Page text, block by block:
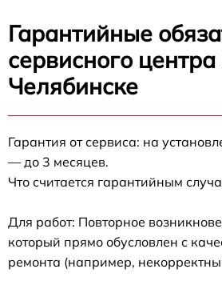
Гарантийные
сервисного центра
Челябинске
Гарантия от сервиса: на
— до 3 месяцев.
Что считается гарантийным
Для работ: Повторное
который прямо обусловлен с
ремонта (например,